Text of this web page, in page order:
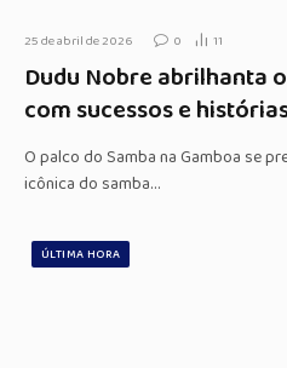
25 de abril de 2026 0 11
Dudu Nobre abrilhanta
com sucessos e
O palco do Samba na Gamboa se
icônica do samba…
ÚLTIMA HORA